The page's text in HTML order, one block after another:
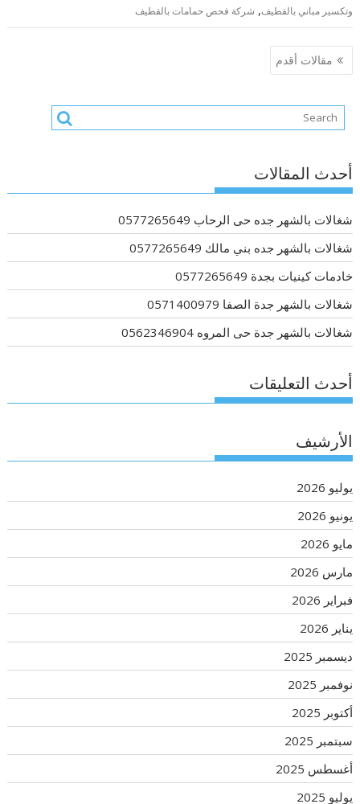
وتكسير مباني بالقطيف, شركة فحص حمامات بالقطيف
تصفّح
المقالات
مقالات أقدم
أحدث المقالات
شغالات بالشهر جده حى الرحاب 0577265649
شغالات بالشهر جده بني مالك 0577265649
خادمات كينيات بجدة 0577265649
شغالات بالشهر جدة الصفا 0571400979
شغالات بالشهر جدة حى المروه 0562346904
أحدث التعليقات
الأرشيف
يوليو 2026
يونيو 2026
مايو 2026
مارس 2026
فبراير 2026
يناير 2026
ديسمبر 2025
نوفمبر 2025
أكتوبر 2025
سبتمبر 2025
أغسطس 2025
يوليو 2025